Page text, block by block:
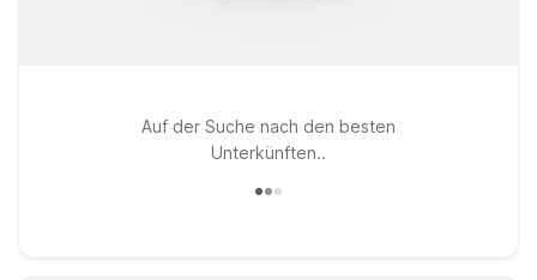
Auf der Suche nach den besten
Unterkünften..